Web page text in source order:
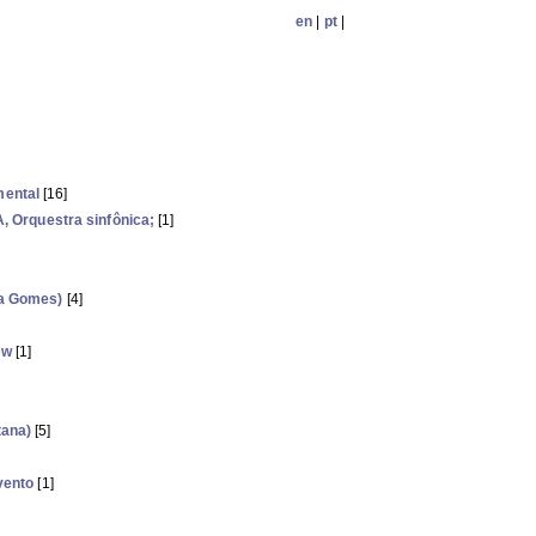
en pt|
[16]
Orquestra sinfônica; [1]
Gomes) [4]
[1]
[5]
[1]